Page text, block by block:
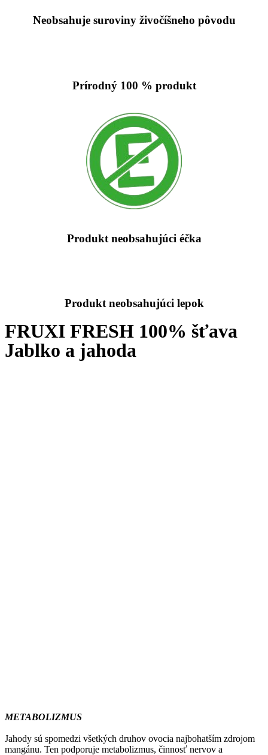
Neobsahuje suroviny živočíšneho pôvodu
Prírodný 100 % produkt
Produkt neobsahujúci éčka
Produkt neobsahujúci lepok
FRUXI FRESH 100% šťava
Jablko a jahoda
METABOLIZMUS
Jahody sú spomedzi všetkých druhov ovocia najbohatším zdrojom
mangánu. Ten podporuje metabolizmus, činnosť nervov a